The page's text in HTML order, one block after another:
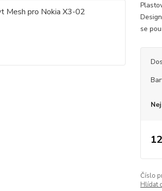
se
Číslo
Hlídat